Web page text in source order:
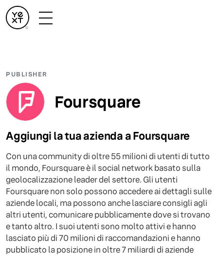
PUBLISHER
Foursquare
Aggiungi la tua azienda a Foursquare
Con una community di oltre 55 milioni di utenti di tutto
il mondo, Foursquare è il social network basato sulla
geolocalizzazione leader del settore. Gli utenti
Foursquare non solo possono accedere ai dettagli sulle
aziende locali, ma possono anche lasciare consigli agli
altri utenti, comunicare pubblicamente dove si trovano
e tanto altro. I suoi utenti sono molto attivi e hanno
lasciato più di 70 milioni di raccomandazioni e hanno
pubblicato la posizione in oltre 7 miliardi di aziende